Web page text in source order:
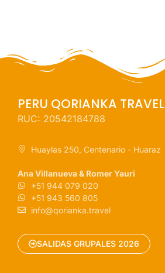
PERU QORIANKA TRAVEL
RUC: 20542184788
Huaylas 250, Centenario - Huaraz
Ana Villanueva & Romer Yauri
+51 944 079 020
+51 943 560 805
info@qorianka.travel
SALIDAS GRUPALES 2026